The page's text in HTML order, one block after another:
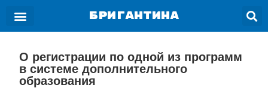
БРИГАНТИНА
О регистрации по одной из программ
в системе дополнительного
образования